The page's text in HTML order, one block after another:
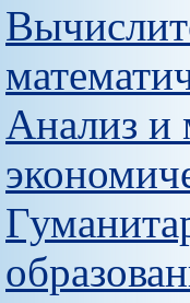
Анализ и